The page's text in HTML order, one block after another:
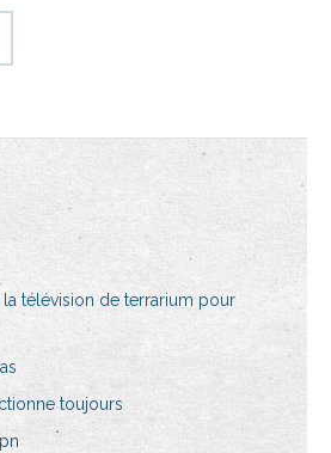
la télévision de terrarium pour
toujours